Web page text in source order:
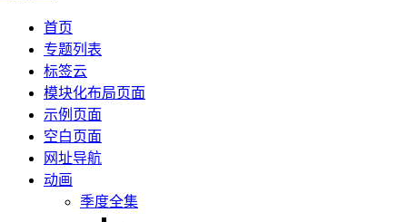
首页
专题列表
标签云
模块化布局页面
示例页面
空白页面
网址导航
动画
季度全集